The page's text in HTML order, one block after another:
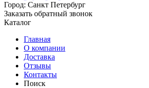
Город: Санкт Петербург
Заказать обратный звонок
Каталог
Главная
О компании
Доставка
Отзывы
Контакты
Поиск